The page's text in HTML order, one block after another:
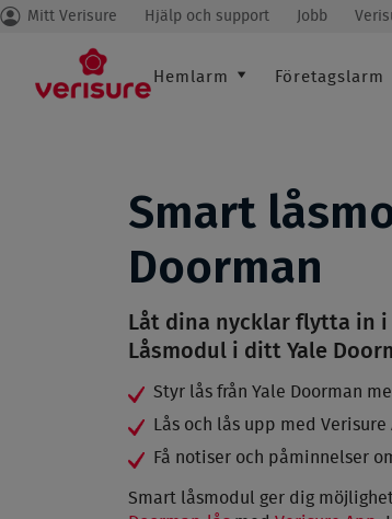
Secondary
Mitt Verisure Hjälp och support Jobb
navigation
Hemlarm Företagslarm
Smart
Doorman
Låt dina nycklar flytta in i
Låsmodul i ditt Yale
Styr lås från Yale Doorman
Lås och lås upp med Verisure
Få notiser och påminnelser
Smart låsmodul ger dig